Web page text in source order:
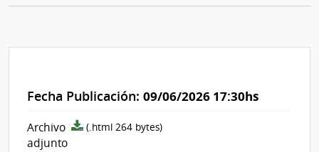
Fecha Publicación: 09/06/2026 17:30hs
Archivo
adjunto
archivo
(.html 264 bytes)